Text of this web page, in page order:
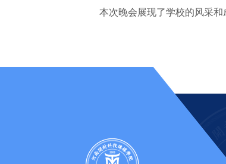
本次晚会展现了学校的风采和成